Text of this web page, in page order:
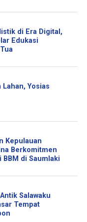
di Era Digital,
Edukasi
Yosias
Kepulauan
Berkomitmen
BBM di Saumlaki
Salawaku
Tempat